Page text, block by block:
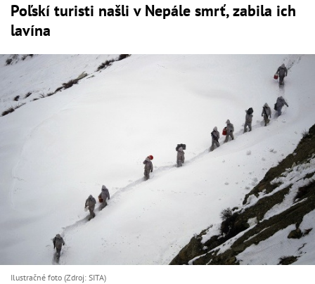
Poľskí turisti našli v Nepále smrť, zabila ich
lavína
Ilustračné foto (Zdroj: SITA)